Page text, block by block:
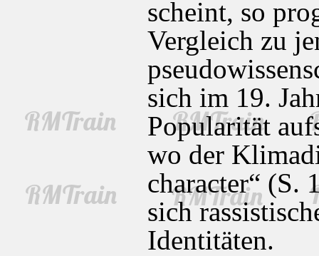
scheint, so
Vergleich zu
sich im 19.
Popularität
wo der
character“ (S.
sich
Identitäten.